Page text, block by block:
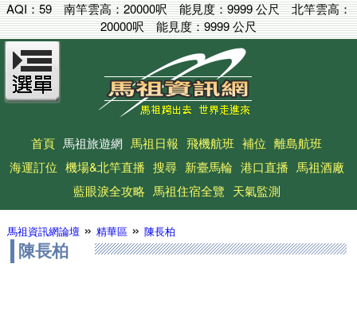
AQI：59 南竿雲高：20000呎能見度：9999 公尺北竿雲高：
20000呎能見度：9999 公尺
首頁 馬祖旅遊網 馬祖日報 飛機航班 補位 離島航班
海運訂位 機場&北竿直播 搜尋 新臺馬輪 港口直播 馬祖酒廠
藍眼淚全攻略 馬祖住宿全覽 天氣監測
馬祖資訊網論壇» 精華區» 陳長柏
陳長柏